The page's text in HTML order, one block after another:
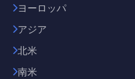
ヨーロッパ
アジア
北米
南米